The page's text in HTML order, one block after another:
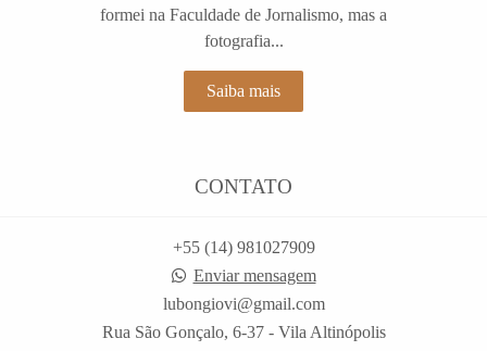
formei na Faculdade de Jornalismo, mas a
fotografia...
Saiba mais
CONTATO
+55 (14) 981027909
Enviar mensagem
lubongiovi@gmail.com
Rua São Gonçalo, 6-37 - Vila Altinópolis